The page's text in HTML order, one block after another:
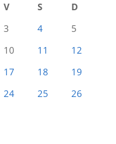
V S
D
3 4
5
10 11
12
17 18
19
24 25
26